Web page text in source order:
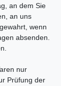
an dem Sie
an uns
wenn
absenden.
nur
Prüfung der